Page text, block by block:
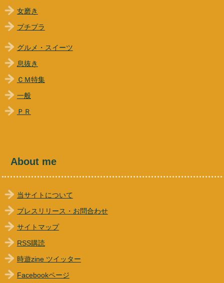
女磨き
プチプラ
グルメ・スイーツ
息抜き
ＣＭ特集
一般
ＰＲ
About me
当サイトについて
プレスリリース・お問合わせ
サイトマップ
RSS購読
時遊zine ツイッター
Facebookページ